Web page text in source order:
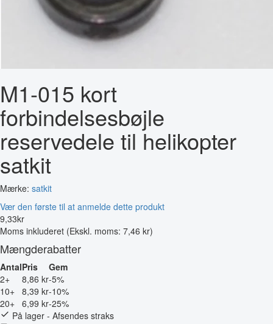
M1-015 kort
forbindelsesbøjle
reservedele til helikopter
satkit
Mærke: satkit
Vær den første til at anmelde dette produkt
9,33kr
Moms inkluderet (Ekskl. moms: 7,46 kr)
Mængderabatter
AntalPris
Gem
2+
8,86 kr-5%
10+ 8,39 kr-10%
20+ 6,99 kr-25%
På lager - Afsendes straks